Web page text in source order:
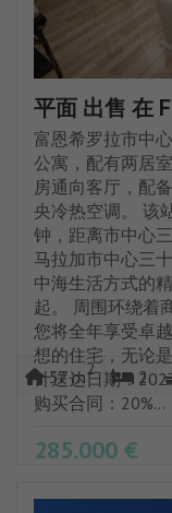
平面 出售 在
富恩希罗拉市中
公寓，配有两居
房通向客厅，配
央冷热空调。 该
钟，距离市中心
马拉加市中心三
中海生活方式的
起。 周围环绕着
您将全年享受卓
想的住宅，无论
计送达日期：
购买合同：20%...
285.000 €
57 m2 2